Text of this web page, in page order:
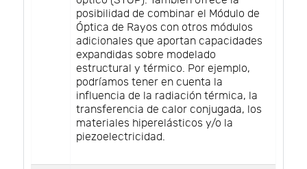
posibilidad de combinar el Módulo de
Óptica de Rayos con otros módulos
adicionales que aportan capacidades
expandidas sobre modelado
estructural y térmico. Por ejemplo,
podríamos tener en cuenta la
influencia de la radiación térmica, la
transferencia de calor conjugada, los
materiales hiperelásticos y/o la
piezoelectricidad.